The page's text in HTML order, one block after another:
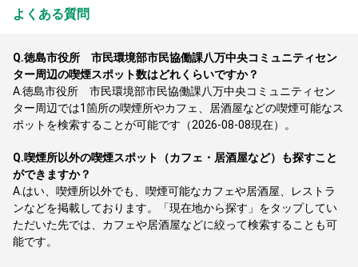
よくある質問
Q.徳島市役所 市民環境部市民協働課八万中央コミュニティセン
ター周辺の喫煙スポット数はどれくらいですか？
A.徳島市役所 市民環境部市民協働課八万中央コミュニティセン
ター周辺では1箇所の喫煙所やカフェ、居酒屋などの喫煙可能なス
ポットを検索することが可能です（2026-08-08現在）。
Q.喫煙所以外の喫煙スポット（カフェ・居酒屋など）も探すこと
ができますか？
A. はい、喫煙所以外でも、喫煙可能なカフェや居酒屋、レストラ
ンなどを掲載しております。「現在地から探す」をタップしてい
ただいた先では、カフェや居酒屋などに絞って検索することも可
能です。